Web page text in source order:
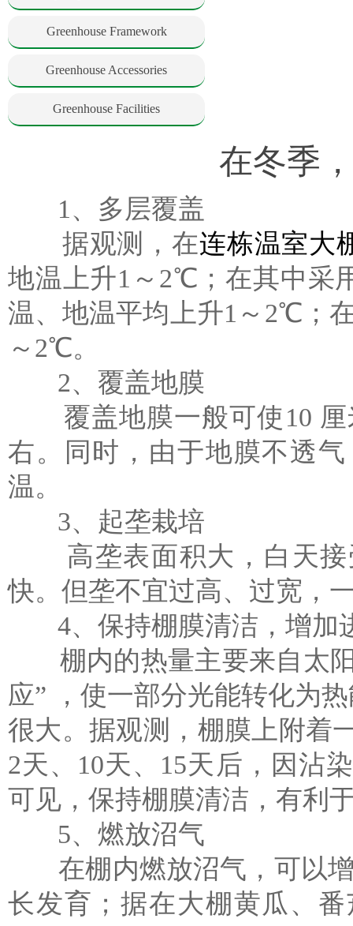
Greenhouse Framework
Greenhouse Accessories
Greenhouse Facilities
在冬季
1、多层覆盖
据观测，在连栋温室大
地温上升1～2℃；在其中采
温、地温平均上升1～2℃；
～2℃。
2、覆盖地膜
覆盖地膜一般可使10 厘
右。同时，由于地膜不透
温。
3、起垄栽培
高垄表面积大，白天接
快。但垄不宜过高、过宽，
4、保持棚膜清洁，增加
棚内的热量主要来自太阳
应” ，使一部分光能转化为
很大。据观测，棚膜上附着
2天、10天、15天后，因沾
可见，保持棚膜清洁，有利
5、燃放沼气
在棚内燃放沼气，可以增
长发育；据在大棚黄瓜、